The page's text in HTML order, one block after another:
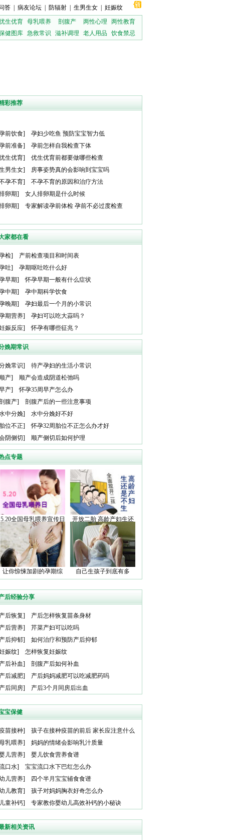
答 病友论坛 防辐射 生男生女
妊娠纹
生优育 母乳喂养 剖腹产 两性心理
两性教育
健图库 急救常识 滋补调理 老人用品 饮食禁忌
彩推荐
前饮食]
孕妇少吃鱼 预防宝宝智力低
前准备]
孕前怎样自我检查下体
生优育]
优生优育前都要做哪些检查
男生女]
房事姿势真的会影响到宝宝吗
孕不育]
不孕不育的原因和治疗方法
卵期]
女人排卵期是什么时候
卵期] 专家解读孕前体检 孕前不必过度检查
家都在看
检]
产前检查项目和时间表
吐]
孕期呕吐吃什么好
早期]
怀孕早期一般有什么症状
中期]
孕中期科学饮食
晚期]
孕妇最后一个月的小常识
期营养]
孕妇可以吃大蒜吗？
娠反应] 怀孕有哪些征兆？
娩期常识
娩常识]
待产孕妇的生活小常识
产]
顺产会造成阴道松弛吗
产]
怀孕35周早产怎么办
腹产]
剖腹产后的一些注意事项
中分娩]
水中分娩好不好
胎位不正]
怀孕32周胎位不正怎么办才好
阴侧切] 顺产侧切后如何护理
点专题
5.20全国母乳喂养宣传日
开放二胎 高龄产妇生还
是不生
让你惊悚加剧的孕期综
合症
自己生孩子到底有多
痛？
后经验分享
产后恢复]
产后怎样恢复苗条身材
产后营养]
芹菜产妇可以吃吗
产后抑郁]
如何治疗和预防产后抑郁
娠纹]
怎样恢复妊娠纹
产后补血]
剖腹产后如何补血
产后减肥]
产后妈妈减肥可以吃减肥药吗
产后同房] 产后3个月同房后出血
宝保健
苗接种]
孩子在接种疫苗的前后 家长应注意什么
乳喂养]
妈妈的情绪会影响乳汁质量
儿营养]
婴儿饮食营养食谱
口水]
宝宝流口水下巴红怎么办
儿营养]
四个半月宝宝辅食食谱
儿教育]
孩子对妈妈胸衣好奇怎么办
儿童补钙] 专家教你婴幼儿高效补钙的小秘诀
新相关资讯